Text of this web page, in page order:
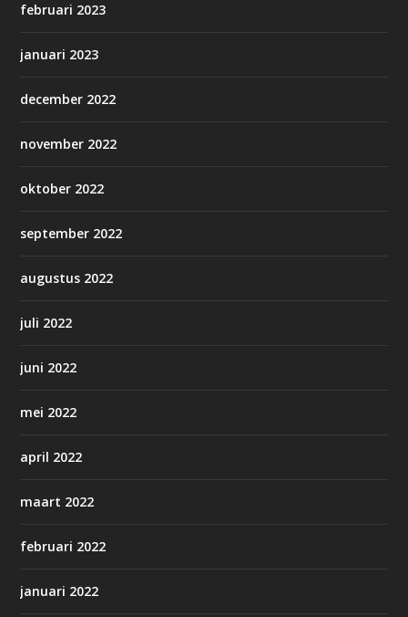
februari 2023
januari 2023
december 2022
november 2022
oktober 2022
september 2022
augustus 2022
juli 2022
juni 2022
mei 2022
april 2022
maart 2022
februari 2022
januari 2022